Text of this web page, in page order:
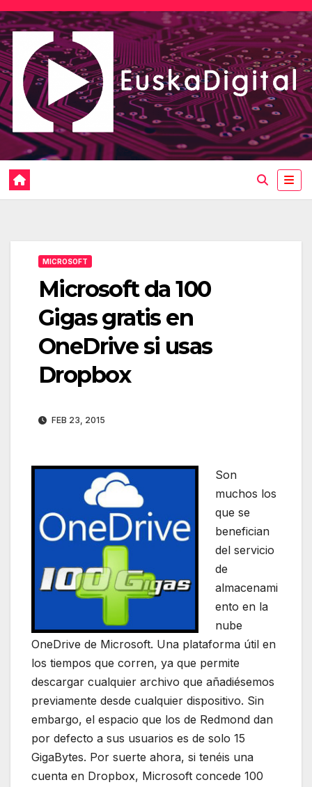
Saltar
al
contenido
MICROSOFT
Microsoft da 100
Gigas gratis en
OneDrive si usas
Dropbox
FEB 23, 2015
Son
muchos los
que se
benefician
del servicio
de
almacenami
ento en la
nube
OneDrive de Microsoft. Una plataforma útil en
los tiempos que corren, ya que permite
descargar cualquier archivo que añadiésemos
previamente desde cualquier dispositivo. Sin
embargo, el espacio que los de Redmond dan
por defecto a sus usuarios es de solo 15
GigaBytes. Por suerte ahora, si tenéis una
cuenta en Dropbox, Microsoft concede 100